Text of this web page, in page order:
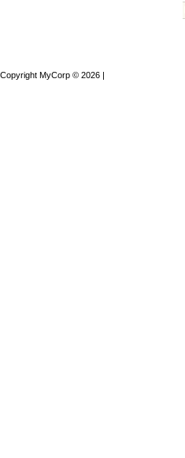
Copyright MyCorp © 2026 |